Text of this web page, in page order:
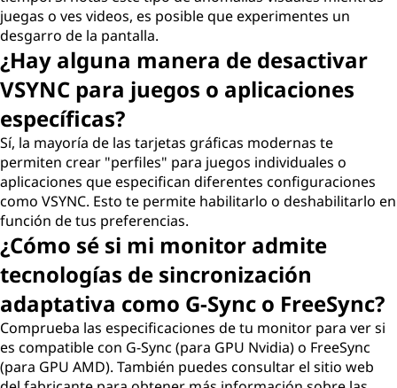
juegas o ves videos, es posible que experimentes un
desgarro de la pantalla.
¿Hay alguna manera de desactivar
VSYNC para juegos o aplicaciones
específicas?
Sí, la mayoría de las tarjetas gráficas modernas te
permiten crear "perfiles" para juegos individuales o
aplicaciones que especifican diferentes configuraciones
como VSYNC. Esto te permite habilitarlo o deshabilitarlo en
función de tus preferencias.
¿Cómo sé si mi monitor admite
tecnologías de sincronización
adaptativa como G-Sync o FreeSync?
Comprueba las especificaciones de tu monitor para ver si
es compatible con G-Sync (para GPU Nvidia) o FreeSync
(para GPU AMD). También puedes consultar el sitio web